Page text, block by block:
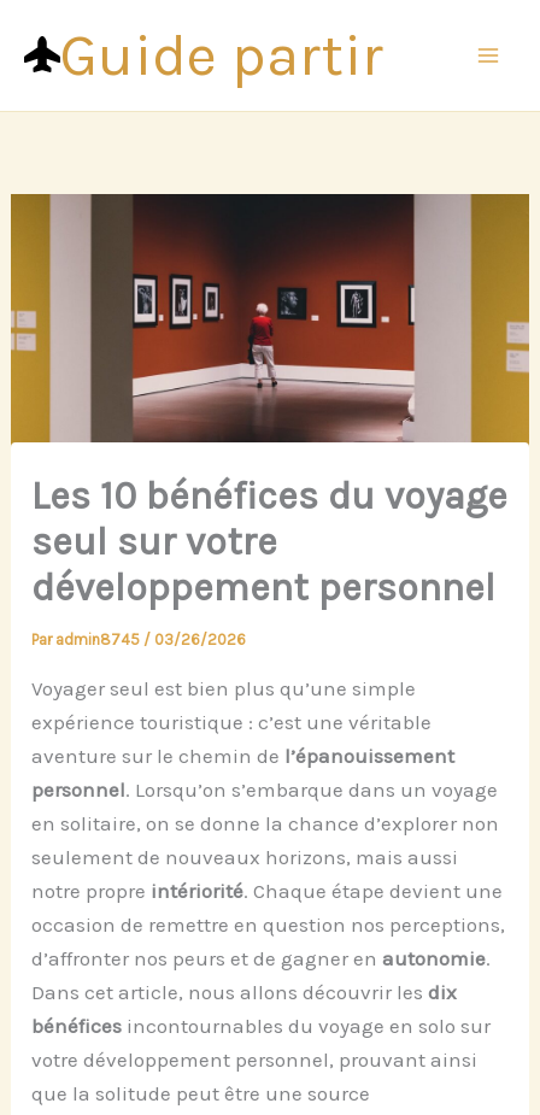
contenuGuide partir
Les 10 bénéfices du voyage
seul sur votre
développement personnel
Par admin8745 / 03/26/2026
Voyager seul est bien plus qu’une simple
expérience touristique : c’est une véritable
aventure sur le chemin de l’épanouissement
personnel. Lorsqu’on s’embarque dans un voyage
en solitaire, on se donne la chance d’explorer non
seulement de nouveaux horizons, mais aussi
notre propre intériorité. Chaque étape devient une
occasion de remettre en question nos perceptions,
d’affronter nos peurs et de gagner enautonomie.
Dans cet article, nous allons découvrir lesdix
bénéfices incontournables du voyage en solo sur
votre développement personnel, prouvant ainsi
que la solitude peut être une source